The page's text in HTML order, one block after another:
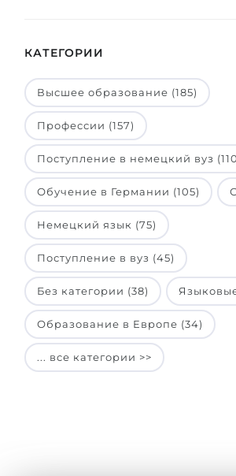
КАТЕГОРИИ
Высшее образование (185)
Профессии (157)
Поступление в немецкий вуз
Обучение в Германии (105)
Немецкий язык (75)
Поступление в вуз (45)
Без категории (38)
Образование в Европе (34)
... все категории >>